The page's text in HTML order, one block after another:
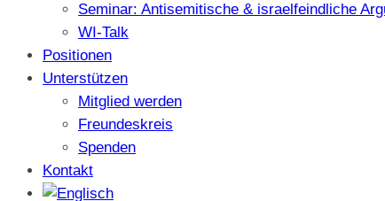
Seminar: Antisemitische & israelfeindliche
WI-Talk
Positionen
Unterstützen
Mitglied werden
Freundeskreis
Spenden
Kontakt